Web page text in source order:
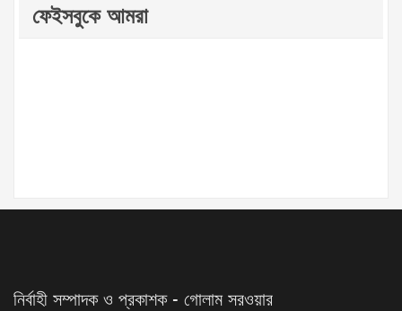
ফেইসবুকে আমরা
নির্বাহী সম্পাদক ও প্রকাশক - গোলাম সরওয়ার